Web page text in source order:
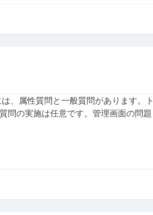
、属性質問と一般質問があります。ト
問の実施は任意です。管理画面の問題